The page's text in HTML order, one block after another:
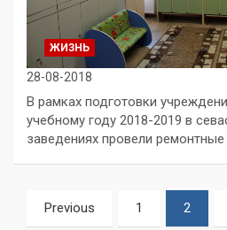
ЖИЗНЬ
28-08-2018
В рамках подготовки
учебному году 2018-2019 в
заведениях провели ремонтные
Пагинация
Previous 1 2